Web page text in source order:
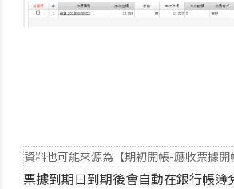
資料也可能來源為【期初開帳-應收票據開
票據到期日到期後會自動在銀行帳簿